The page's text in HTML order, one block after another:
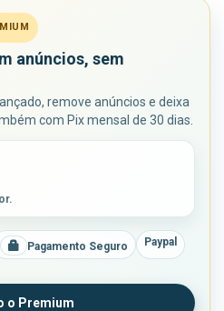
anúncios, sem
remove anúncios e deixa
com Pix mensal de 30 dias.
Pagamento Seguro Paypal
o Premium